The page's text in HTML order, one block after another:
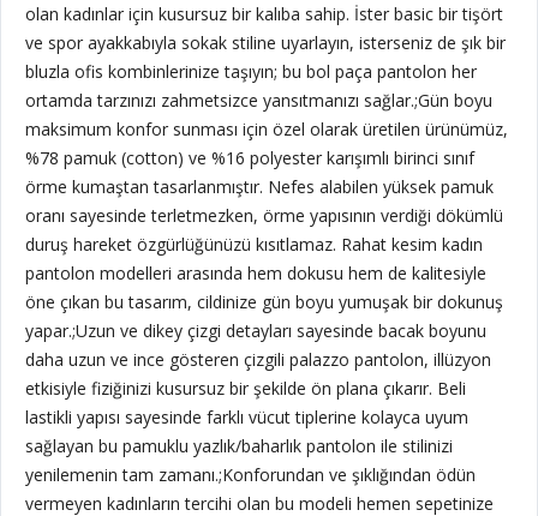
olan kadınlar için kusursuz bir kalıba sahip. İster basic bir tişört
ve spor ayakkabıyla sokak stiline uyarlayın, isterseniz de şık bir
bluzla ofis kombinlerinize taşıyın; bu bol paça pantolon her
ortamda tarzınızı zahmetsizce yansıtmanızı sağlar.;Gün boyu
maksimum konfor sunması için özel olarak üretilen ürünümüz,
%78 pamuk (cotton) ve %16 polyester karışımlı birinci sınıf
örme kumaştan tasarlanmıştır. Nefes alabilen yüksek pamuk
oranı sayesinde terletmezken, örme yapısının verdiği dökümlü
duruş hareket özgürlüğünüzü kısıtlamaz. Rahat kesim kadın
pantolon modelleri arasında hem dokusu hem de kalitesiyle
öne çıkan bu tasarım, cildinize gün boyu yumuşak bir dokunuş
yapar.;Uzun ve dikey çizgi detayları sayesinde bacak boyunu
daha uzun ve ince gösteren çizgili palazzo pantolon, illüzyon
etkisiyle fiziğinizi kusursuz bir şekilde ön plana çıkarır. Beli
lastikli yapısı sayesinde farklı vücut tiplerine kolayca uyum
sağlayan bu pamuklu yazlık/baharlık pantolon ile stilinizi
yenilemenin tam zamanı.;Konforundan ve şıklığından ödün
vermeyen kadınların tercihi olan bu modeli hemen sepetinize